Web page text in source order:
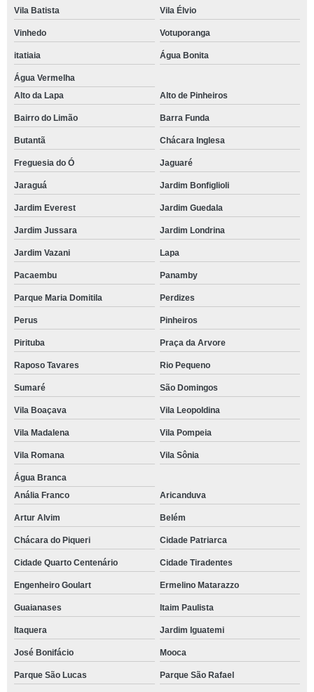
Vila Batista Vila Élvio
Vinhedo Votuporanga
itatiaia Água Bonita
Água Vermelha
Alto da Lapa
Alto de Pinheiros
Bairro do Limão Barra Funda
Butantã Chácara Inglesa
Freguesia do Ó Jaguaré
Jaraguá Jardim Bonfiglioli
Jardim Everest Jardim Guedala
Jardim Jussara Jardim Londrina
Jardim Vazani Lapa
Pacaembu Panamby
Parque Maria Domitila Perdizes
Perus Pinheiros
Pirituba Praça da Arvore
Raposo Tavares Rio Pequeno
Sumaré São Domingos
Vila Boaçava Vila Leopoldina
Vila Madalena Vila Pompeia
Vila Romana Vila Sônia
Água Branca
Anália Franco
Aricanduva
Artur Alvim Belém
Chácara do Piqueri Cidade Patriarca
Cidade Quarto Centenário Cidade Tiradentes
Engenheiro Goulart Ermelino Matarazzo
Guaianases Itaim Paulista
Itaquera Jardim Iguatemi
José Bonifácio Mooca
Parque São Lucas Parque São Rafael